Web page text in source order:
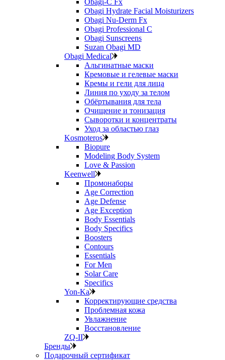
Obagi Hydrate Facial Moisturizers
Obagi Nu-Derm Fx
Obagi Professional C
Obagi Sunscreens
Suzan Obagi MD
Obagi Medical
Альгинатные маски
Кремовые и гелевые маски
Кремы и гели для лица
Линия по уходу за телом
Обёртывания для тела
Очищение и тонизация
Сыворотки и концентраты
Уход за областью глаз
Kosmoteros
Biopure
Modeling Body System
Love & Passion
Keenwell
Промонаборы
Age Correction
Age Defense
Age Exception
Body Essentials
Body Specifics
Boosters
Contours
Essentials
For Men
Solar Care
Specifics
Yon-Ka
Корректирующие средства
Проблемная кожа
Увлажнение
Восстановление
ZQ-II
Бренды
Подарочный сертификат